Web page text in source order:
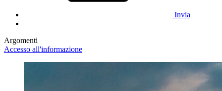
Invia
Argomenti
Accesso all'informazione